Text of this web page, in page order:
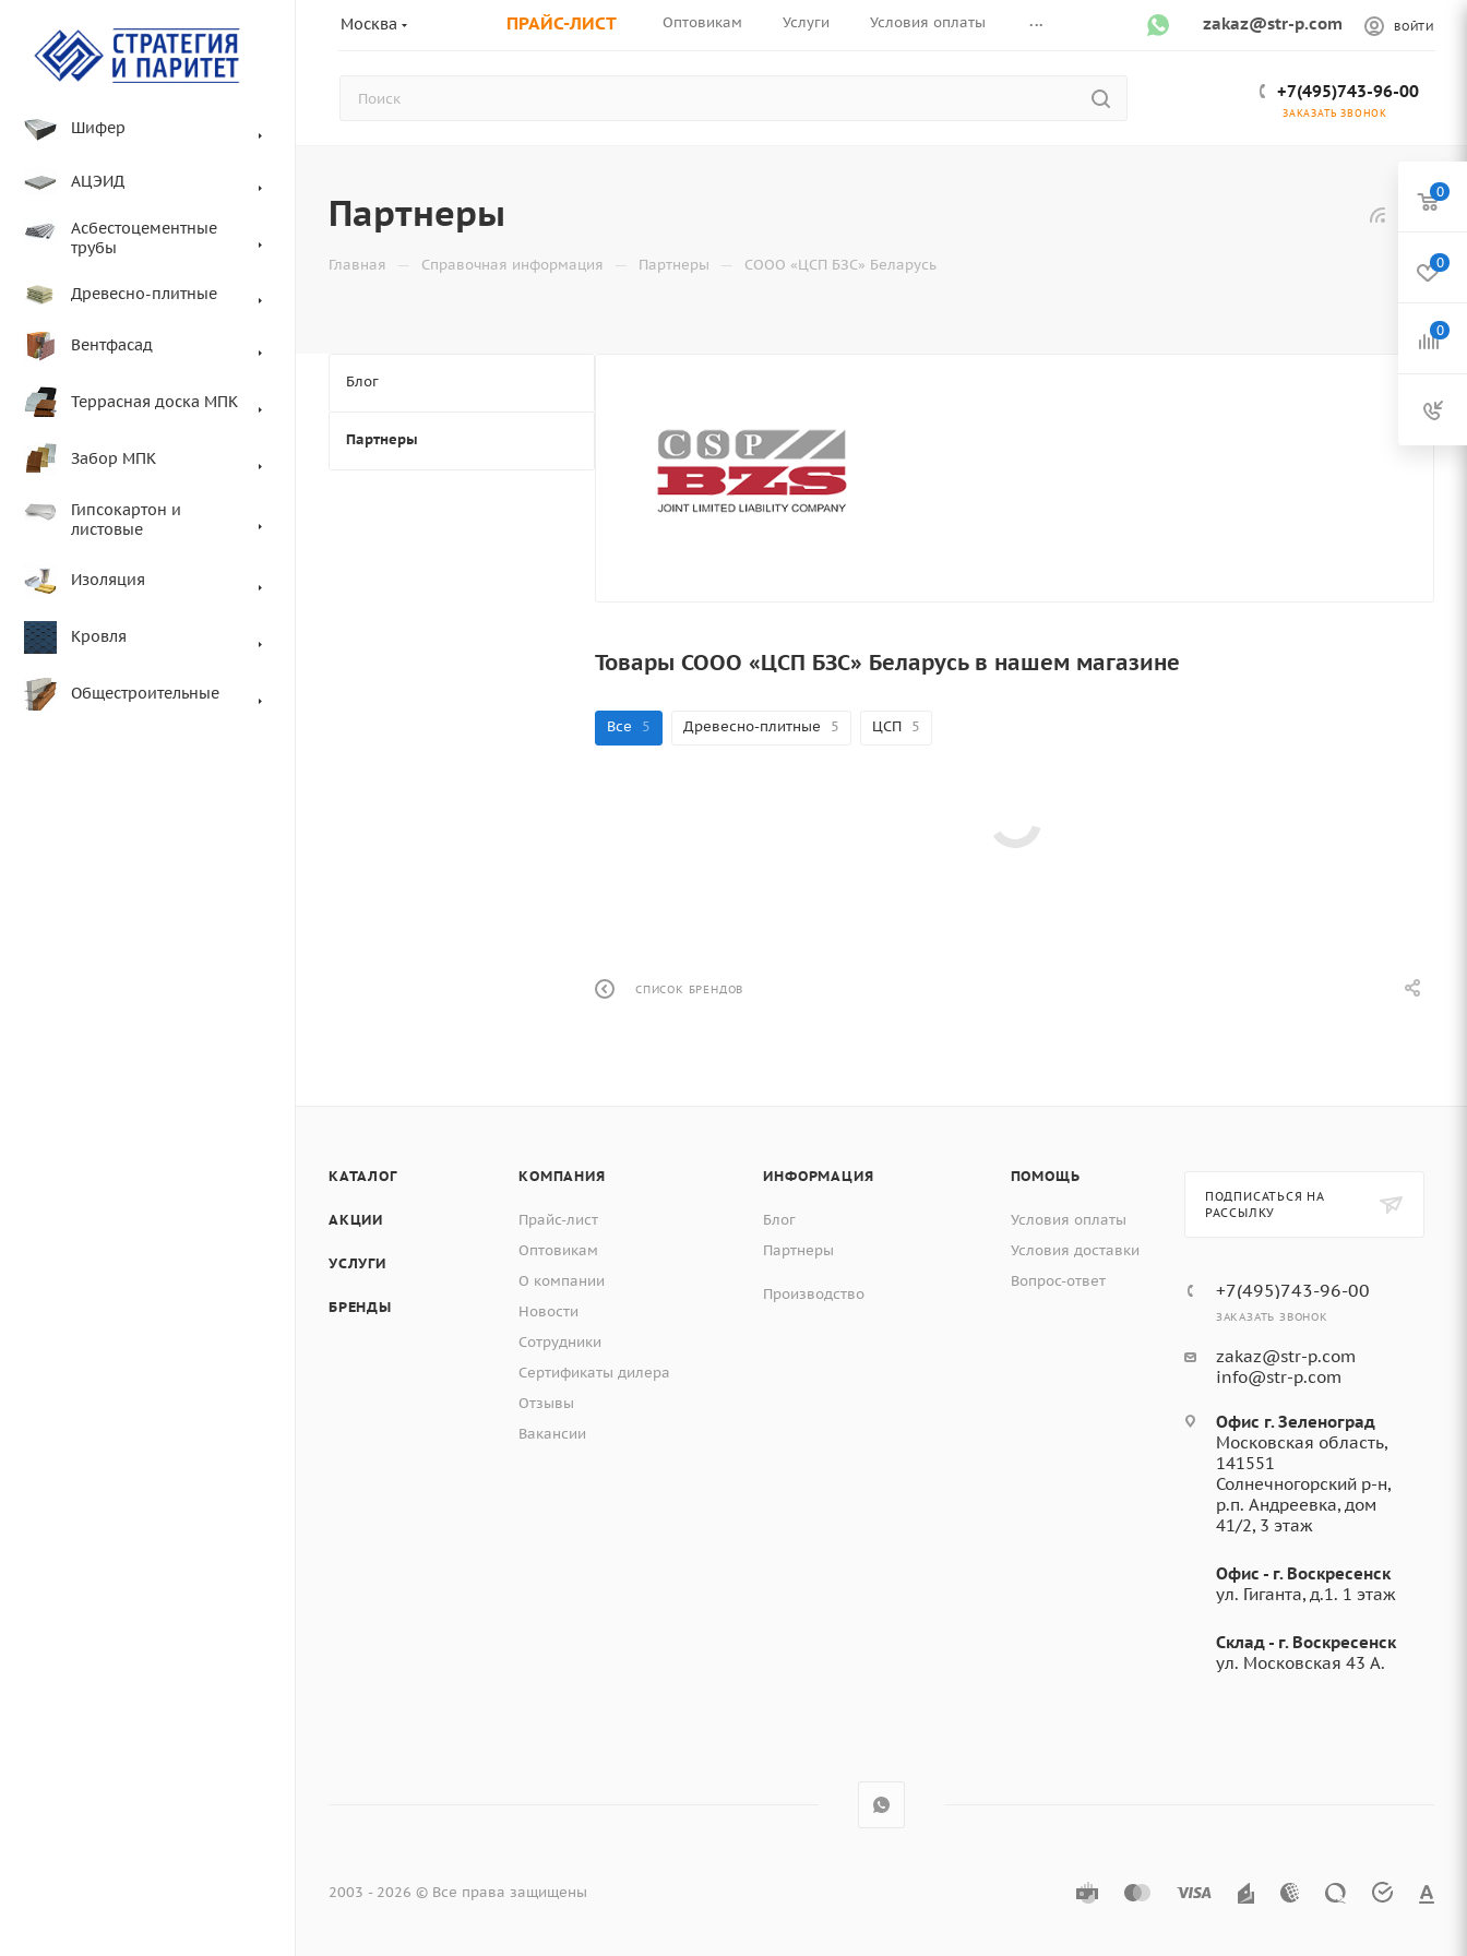
Москва ПРАЙС-ЛИСТ Оптовикам Услуги Условия оплаты ... zakaz@str-p.com ВОЙТИ
+7(495)743-96-00
ЗАКАЗАТЬ ЗВОНОК
Шифер
АЦЭИД
Асбестоцементные
трубы
Древесно-плитные
Вентфасад
Террасная доска МПК
Забор МПК
Гипсокартон и
листовые
Изоляция
Кровля
Общестроительные
Партнеры
Главная — Справочная информация — Партнеры — СООО «ЦСП БЗС» Беларусь
Товары СООО «ЦСП БЗС» Беларусь в нашем магазине
Все 5 Древесно-плитные 5 ЦСП 5
СПИСОК БРЕНДОВ
Блог
Партнеры
КАТАЛОГ
АКЦИИ
УСЛУГИ
БРЕНДЫ
КОМПАНИЯ
Прайс-лист
Оптовикам
О компании
Новости
Сотрудники
Сертификаты дилера
Отзывы
Вакансии
ИНФОРМАЦИЯ
Блог
Партнеры
Производство
ПОМОЩЬ
Условия оплаты
Условия доставки
Вопрос-ответ
ПОДПИСАТЬСЯ НА
РАССЫЛКУ
+7(495)743-96-00
ЗАКАЗАТЬ ЗВОНОК
zakaz@str-p.com
info@str-p.com
Офис г. Зеленоград
Московская область,
141551
Солнечногорский р-н,
р.п. Андреевка, дом
41/2, 3 этаж
Офис - г. Воскресенск
ул. Гиганта, д.1. 1 этаж
Склад - г. Воскресенск
ул. Московская 43 А.
2003 - 2026 © Все права защищены
0
0
0